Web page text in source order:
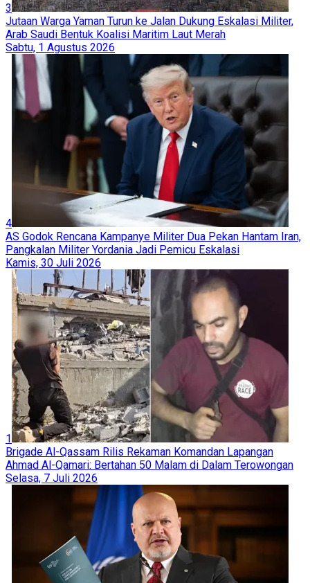
3
Jutaan Warga Yaman Turun ke Jalan Dukung Eskalasi Militer,
Arab Saudi Bentuk Koalisi Maritim Laut Merah
Sabtu, 1 Agustus 2026
4
AS Godok Rencana Kampanye Militer Dua Pekan Hantam Iran,
Pangkalan Militer Yordania Jadi Pemicu Eskalasi
Kamis, 30 Juli 2026
1
Brigade Al-Qassam Rilis Rekaman Komandan Lapangan
Ahmad Al-Qamari: Bertahan 50 Malam di Dalam Terowongan
Selasa, 7 Juli 2026